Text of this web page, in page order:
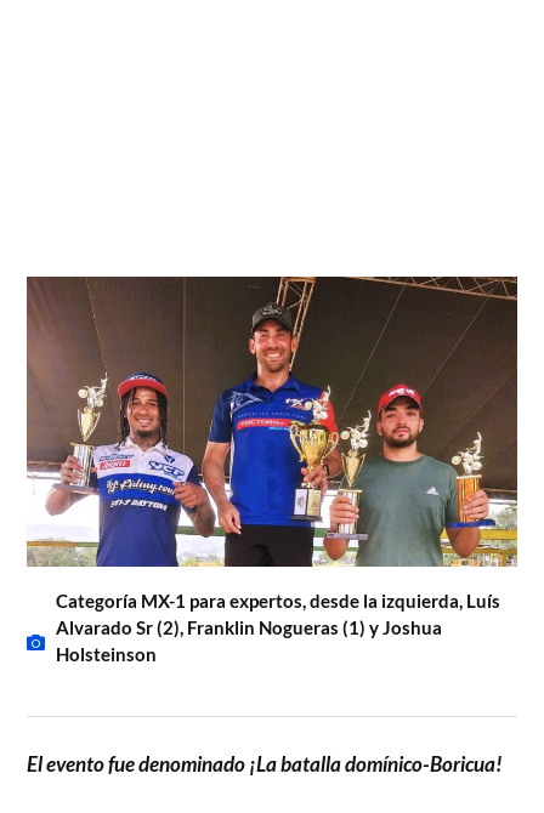
Categoría MX-1 para expertos, desde la izquierda, Luís
Alvarado Sr (2), Franklin Nogueras (1) y Joshua
Holsteinson
El evento fue denominado ¡La batalla domínico-Boricua!